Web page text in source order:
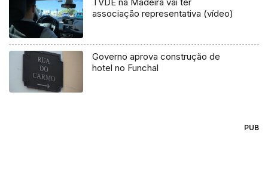
associação representativa (vídeo)
Governo aprova construção de
hotel no Funchal
PUB